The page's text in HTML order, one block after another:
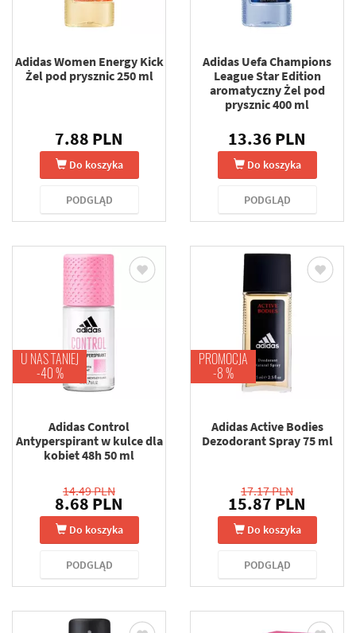
Adidas Women Energy Kick
Żel pod prysznic 250 ml
7.88 PLN
Do koszyka
PODGLĄD
Adidas Uefa Champions
League Star Edition
aromatyczny Żel pod
prysznic 400 ml
13.36 PLN
Do koszyka
PODGLĄD
U NAS TANIEJ
-40 %
Adidas Control
Antyperspirant w kulce dla
kobiet 48h 50 ml
14.49 PLN
8.68 PLN
Do koszyka
PODGLĄD
PROMOCJA
-8 %
Adidas Active Bodies
Dezodorant Spray 75 ml
17.17 PLN
15.87 PLN
Do koszyka
PODGLĄD